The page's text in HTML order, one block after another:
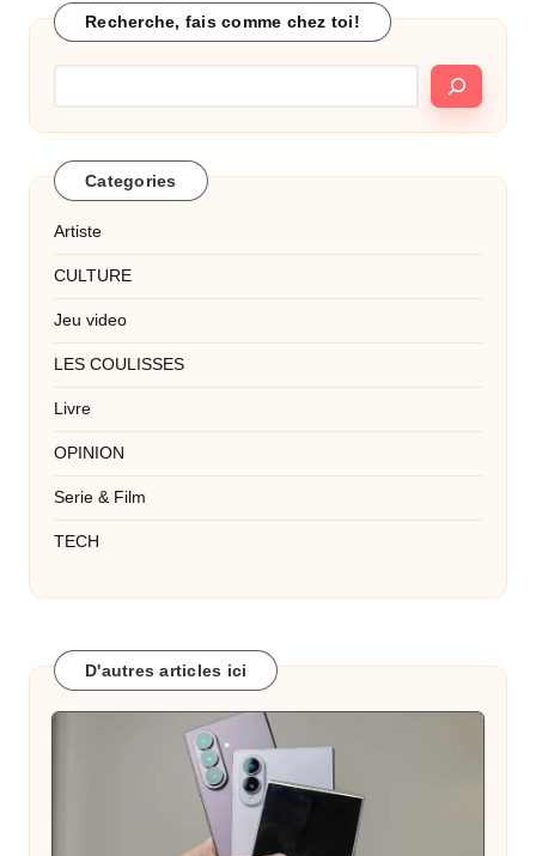
Recherche, fais comme chez toi!
Categories
Artiste
CULTURE
Jeu video
LES COULISSES
Livre
OPINION
Serie & Film
TECH
D'autres articles ici